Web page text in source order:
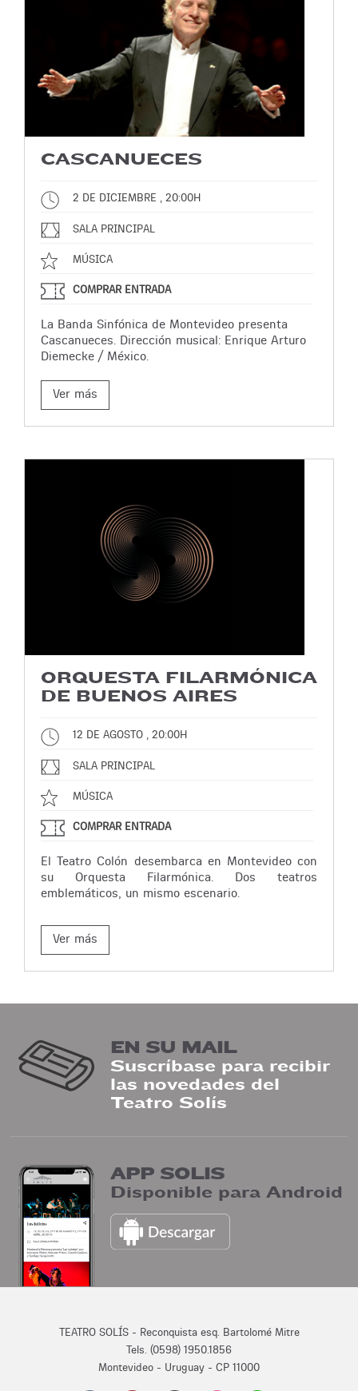
CASCANUECES
2 DE DICIEMBRE , 20:00H
SALA PRINCIPAL
MÚSICA
COMPRAR ENTRADA
La Banda Sinfónica de Montevideo presenta
Cascanueces. Dirección musical: Enrique Arturo
Diemecke / México.
Ver más
ORQUESTA FILARMÓNICA
DE BUENOS AIRES
12 DE AGOSTO , 20:00H
SALA PRINCIPAL
MÚSICA
COMPRAR ENTRADA
El Teatro Colón desembarca en Montevideo con
su Orquesta Filarmónica. Dos teatros
emblemáticos, un mismo escenario.
Ver más
EN SU MAIL
Suscríbase para recibir
las novedades del
Teatro Solís
APP SOLIS
Disponible para Android
TEATRO SOLÍS - Reconquista esq. Bartolomé Mitre
Tels. (0598) 1950.1856
Montevideo - Uruguay - CP 11000